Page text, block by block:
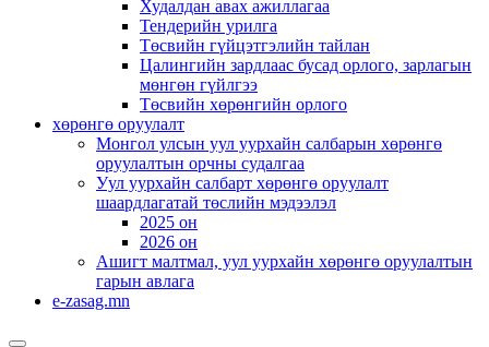
Худалдан авах ажиллагаа
Тендерийн урилга
Төсвийн гүйцэтгэлийн тайлан
Цалингийн зардлаас бусад орлого, зарлагын
мөнгөн гүйлгээ
Төсвийн хөрөнгийн орлого
хөрөнгө оруулалт
Монгол улсын уул уурхайн салбарын хөрөнгө
оруулалтын орчны судалгаа
Уул уурхайн салбарт хөрөнгө оруулалт
шаардлагатай төслийн мэдээлэл
2025 он
2026 он
Ашигт малтмал, уул уурхайн хөрөнгө оруулалтын
гарын авлага
e-zasag.mn